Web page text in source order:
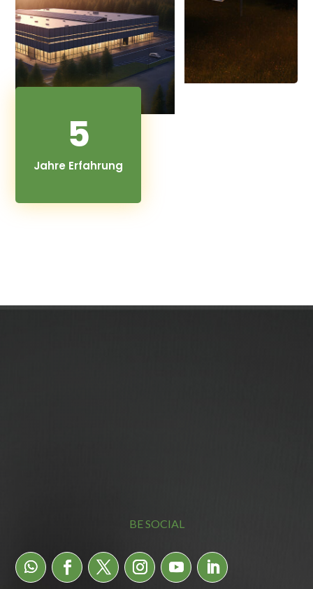
5
Jahre Erfahrung
BE SOCIAL